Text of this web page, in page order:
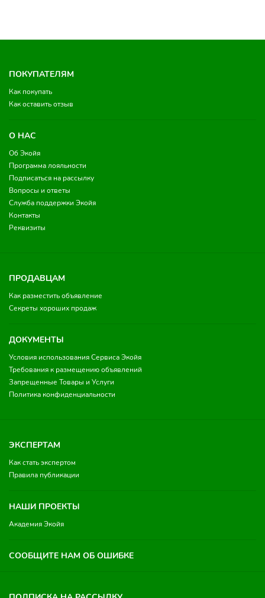
ПОКУПАТЕЛЯМ
Как покупать
Как оставить отзыв
О НАС
Об Экойя
Программа лояльности
Подписаться на рассылку
Вопросы и ответы
Служба поддержки Экойя
Контакты
Реквизиты
ПРОДАВЦАМ
Как разместить объявление
Секреты хороших продаж
ДОКУМЕНТЫ
Условия использования Сервиса Экойя
Требования к размещению объявлений
Запрещенные Товары и Услуги
Политика конфиденциальности
ЭКСПЕРТАМ
Как стать экспертом
Правила публикации
НАШИ ПРОЕКТЫ
Академия Экойя
СООБЩИТЕ НАМ ОБ ОШИБКЕ